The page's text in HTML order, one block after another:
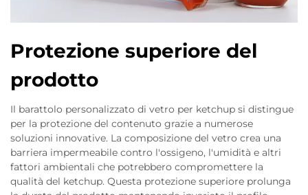
Protezione superiore del
prodotto
Il barattolo personalizzato di vetro per ketchup si distingue
per la protezione del contenuto grazie a numerose
soluzioni innovative. La composizione del vetro crea una
barriera impermeabile contro l'ossigeno, l'umidità e altri
fattori ambientali che potrebbero compromettere la
qualità del ketchup. Questa protezione superiore prolunga